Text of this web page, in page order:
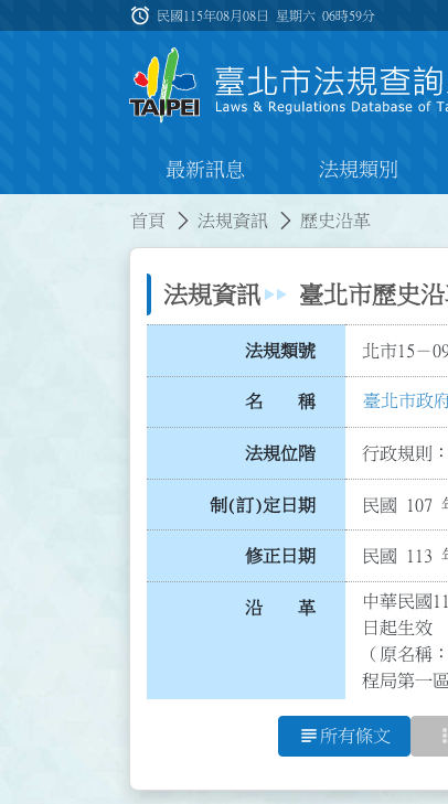
:::
alarm 民國115年08月08日 星期六06時59分
最新訊息 法規類別
首頁 法規資訊 歷史沿革
法規資訊 臺北市歷史
法規類號 北市15－
名 稱 臺北市政
法規位階 行政規則
制(訂)定日期 民國 107
修正日期 民國 113
沿 革
中華民國
日起生效
（原名稱
程局第一
subject 所有條文